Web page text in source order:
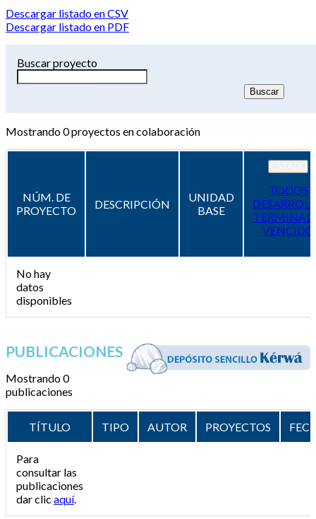
Descargar listado en CSV
Descargar listado en PDF
Buscar proyecto
Mostrando0proyectos en colaboración
NÚM. DE
PROYECTO
DESCRIPCIÓN
UNIDAD
BASE
TODOS
VENCIDO
No hay
datos
disponibles
PUBLICACIONES
Mostrando 0
publicaciones
TÍTULO TIPO AUTOR PROYECTOS
Para
consultar las
publicaciones
dar clic aquí.